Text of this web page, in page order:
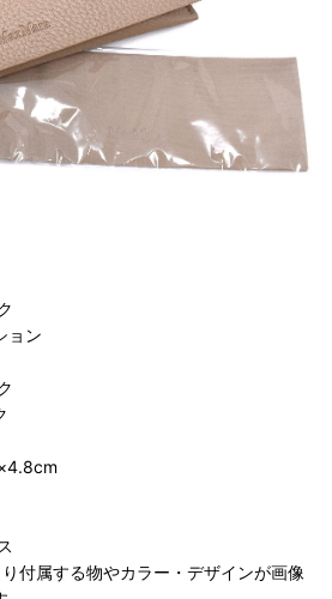
ョン
付属する物やカラー・デザインが画像